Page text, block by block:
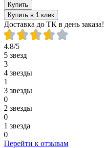
Купить
Купить в 1 клик
Доставка до ТК в день заказа!
4.8/5
5 звезд
3
4 звезды
1
3 звезды
0
2 звезды
0
1 звезда
0
Перейти к отзывам